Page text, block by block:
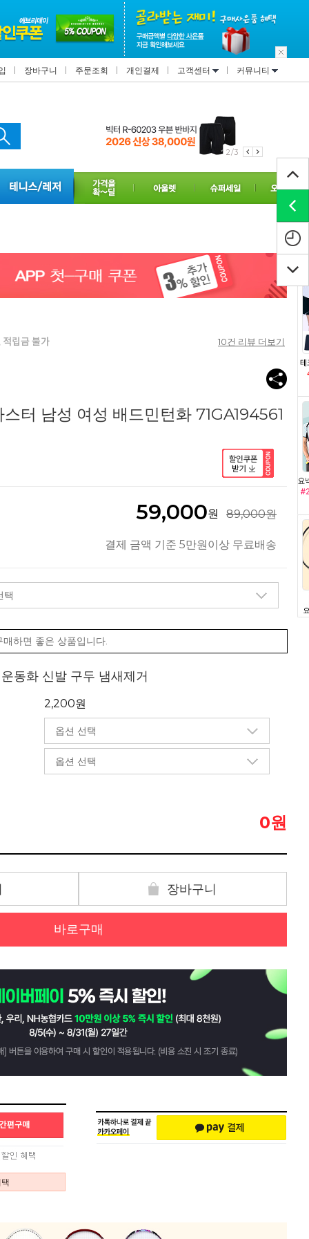
장바구니 주문조회 개인결제 고객센터 커뮤니티
2/3
10건 리뷰 더보기
터 남성 여성 배드민턴화 71GA194561
59,000원 89,000원
결제 금액 기준 5만원이상 무료배송
매하면 좋은 상품입니다.
동화 신발 구두 냄새제거
2,200원
0원
장바구니
바로구매